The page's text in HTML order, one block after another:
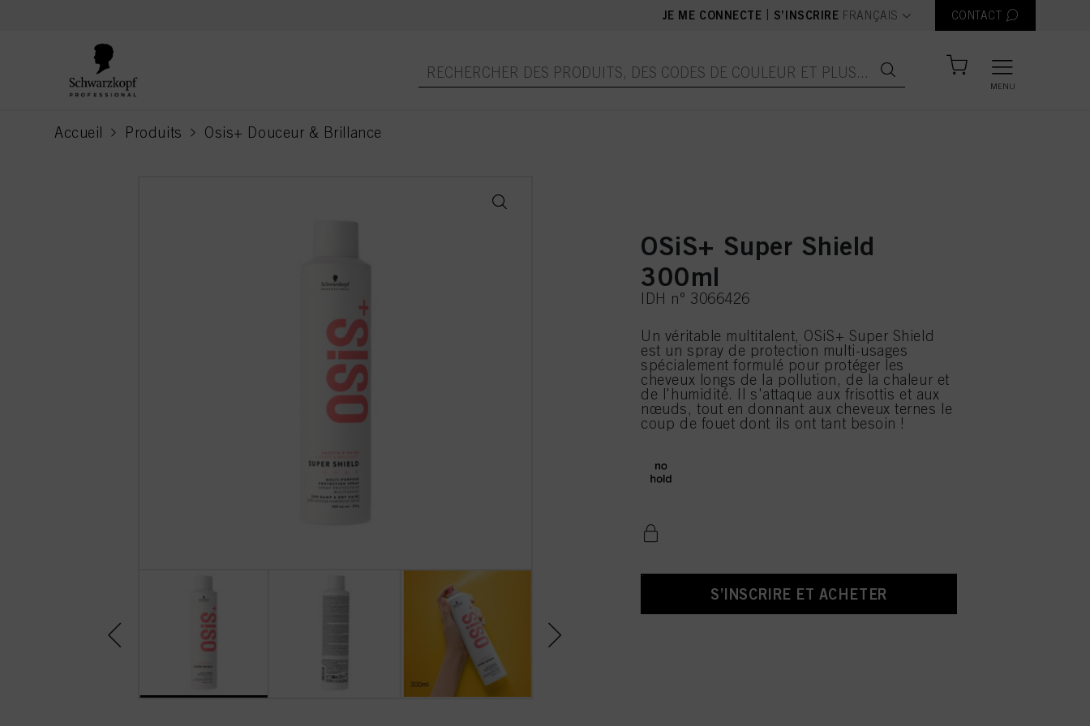
JE ME CONNECTE S’INSCRIRE text.language
FRANÇAIS CONTACT
MENU
Accueil Produits Osis+ Douceur & Brillance
current page
OSiS+ Super Shield
300ml
IDH n° 3066426
Un véritable multitalent, OSiS+ Super Shield
est un spray de protection multi-usages
spécialement formulé pour protéger les
cheveux longs de la pollution, de la chaleur et
de l'humidité. Il s'attaque aux frisottis et aux
nœuds, tout en donnant aux cheveux ternes le
coup de fouet dont ils ont tant besoin !
S’INSCRIRE ET ACHETER